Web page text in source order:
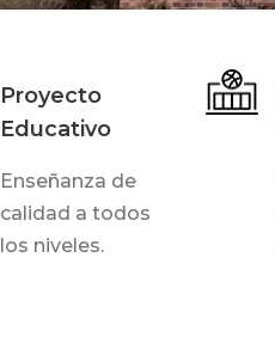
Proyecto
Educativo
Enseñanza de
calidad a todos
los niveles.